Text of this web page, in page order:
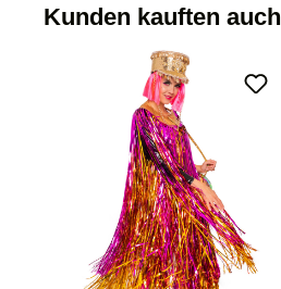
Kunden kauften auch